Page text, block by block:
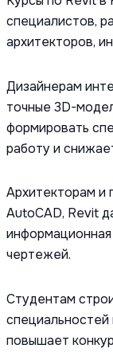
специалистов,
архитекторов,
Дизайнерам
точные 3D-
формировать
работу и
Архитекторам и
AutoCAD, Revit
чертежей.
Студентам
повышает